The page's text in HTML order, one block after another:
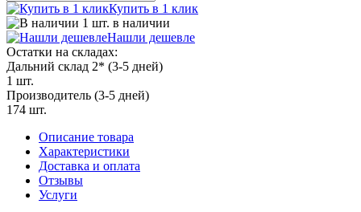
Купить в 1 клик
1 шт. в наличии
Нашли дешевле
Остатки на складах:
Дальний склад 2* (3-5 дней)
1 шт.
Производитель (3-5 дней)
174 шт.
Описание товара
Характеристики
Доставка и оплата
Отзывы
Услуги